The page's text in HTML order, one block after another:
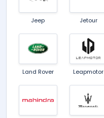
Jeep Jetour
Land Rover Leapmotor